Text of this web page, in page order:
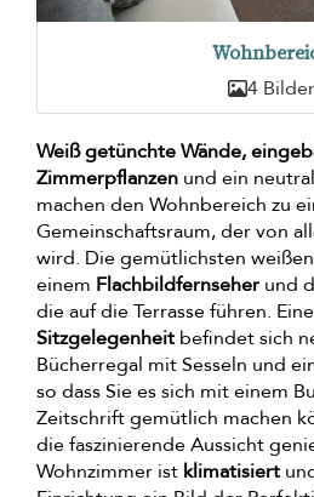
4 Bilder
Weiß getünchte Wände,
Zimmerpflanzen und ein
machen den Wohnbereich zu
Gemeinschaftsraum, der von
wird. Die gemütlichsten
einem Flachbildfernseher und
die auf die Terrasse führen. Eine
Sitzgelegenheit befindet sich
Bücherregal mit Sesseln und
so dass Sie es sich mit einem
Zeitschrift gemütlich machen
die faszinierende Aussicht
Wohnzimmer ist klimatisiert